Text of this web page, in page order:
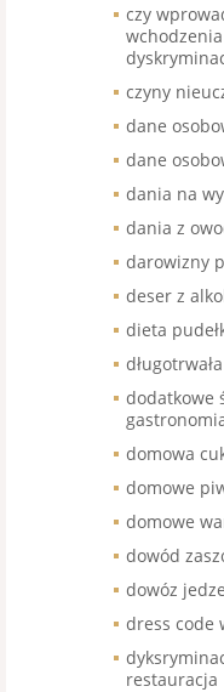
czy
czyny
dane
dane
dania na
dania z
darowizny
deser z
dieta
dodatkowe
domowa
domowe
domowe
dowód
dowóz
dress code
restauracja